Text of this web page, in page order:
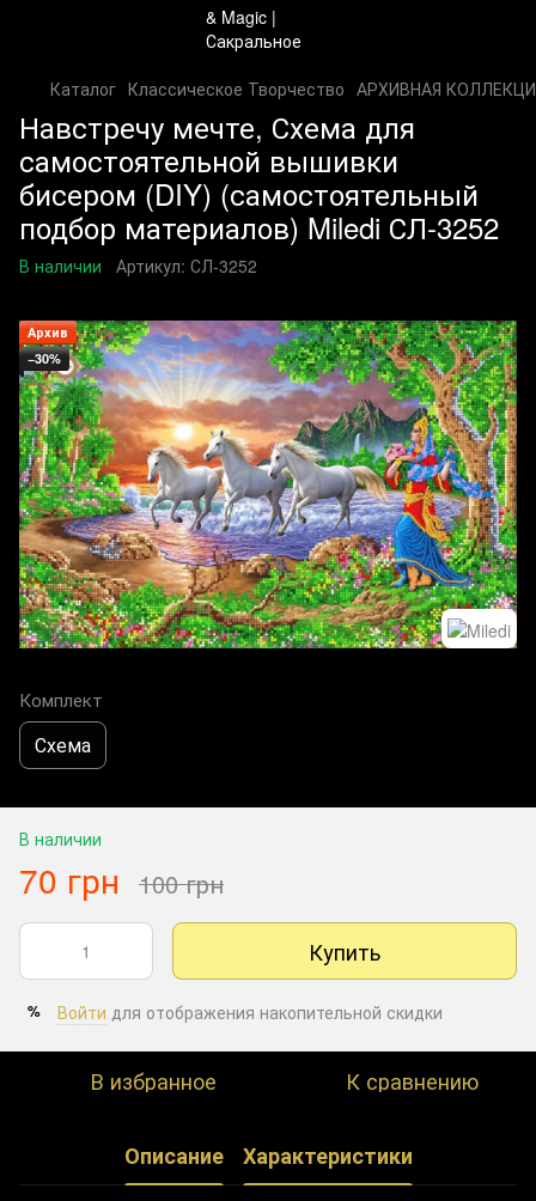
Каталог Классическое Творчество АРХИВНАЯ
Навстречу мечте, Схема для
самостоятельной вышивки
бисером (DIY) (самостоятельный
подбор материалов) Miledi СЛ-3252
В наличии Артикул: СЛ-3252
Архив
−30%
Комплект
Схема
В наличии
70 грн 100 грн
Купить
% Войти для отображения накопительной скидки
В избранное К сравнению
Описание Характеристики